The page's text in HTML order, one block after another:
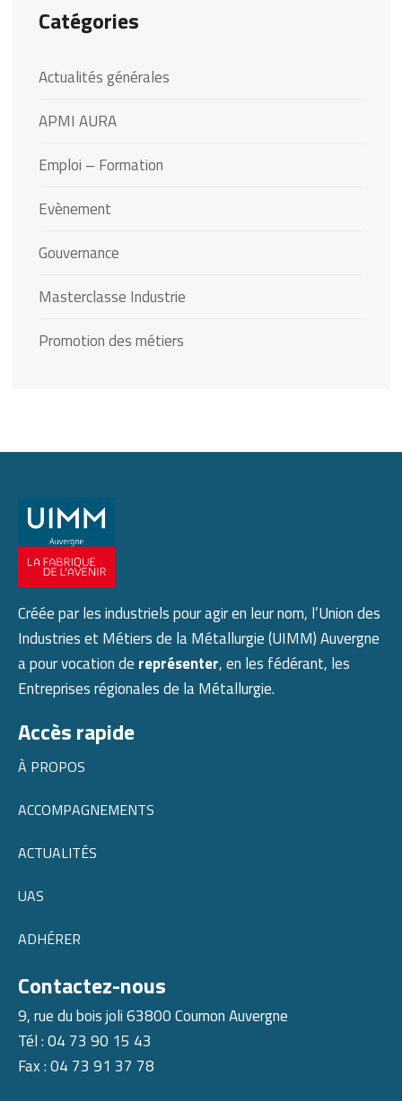
Catégories
Actualités générales
APMI AURA
Emploi – Formation
Evènement
Gouvernance
Masterclasse Industrie
Promotion des métiers
Créée par les industriels pour agir en leur nom, l’Union des
Industries et Métiers de la Métallurgie (UIMM) Auvergne
a pour vocation de représenter, en les fédérant, les
Entreprises régionales de la Métallurgie.
Accès rapide
À PROPOS
ACCOMPAGNEMENTS
ACTUALITÉS
UAS
ADHÉRER
Contactez-nous
9, rue du bois joli 63800 Cournon Auvergne
Tél : 04 73 90 15 43
Fax : 04 73 91 37 78